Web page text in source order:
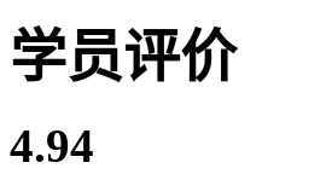
学员评价
4.94